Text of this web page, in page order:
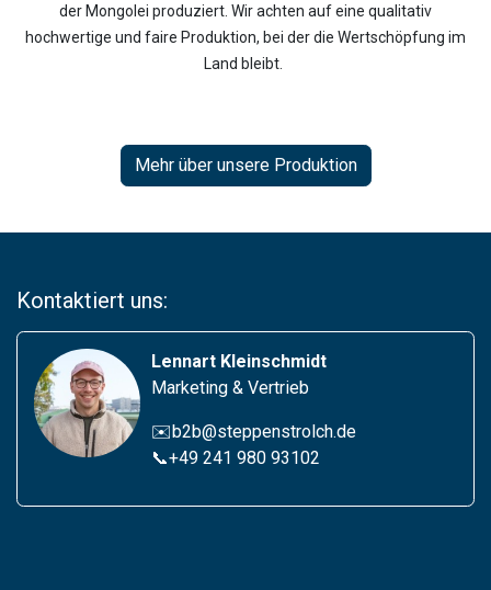
der Mongolei produziert. Wir achten auf eine qualitativ
hochwertige und faire Produktion, bei der die Wertschöpfung im
Land bleibt.
Mehr über unsere Produktion
Kontaktiert uns:
Lennart Kleinschmidt
Marketing & Vertrieb
✉️b2b@steppenstrolch.de
📞+49 241 980 93102